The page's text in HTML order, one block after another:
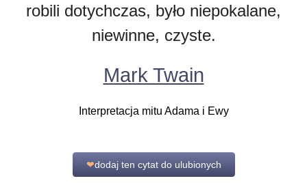
robili dotychczas, było niepokalane,
niewinne, czyste.
Mark Twain
Interpretacja mitu Adama i Ewy
❤dodaj ten cytat do ulubionych